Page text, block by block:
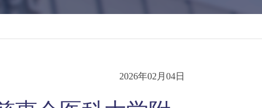
2026年02月04日